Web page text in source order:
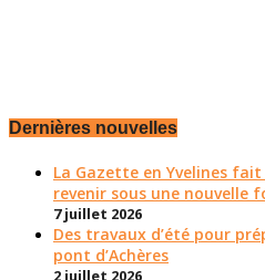
Dernières nouvelles
La Gazette en Yvelines
revenir sous une nouvelle
7 juillet 2026
Des travaux d’été pour
pont d’Achères
2 juillet 2026